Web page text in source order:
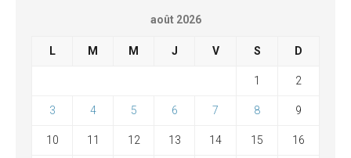
août 2026
L M M J V S D
1 2
3 4 5 6 7 8 9
10 11 12 13 14 15 16